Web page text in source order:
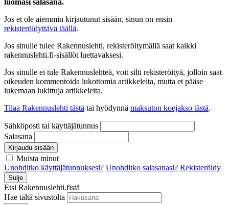
luomasi salasana.
Jos et ole aiemmin kirjautunut sisään, sinun on ensin
rekisteröidyttävä täällä.
Jos sinulle tulee Rakennuslehti, rekisteröitymällä saat kaikki
rakennuslehti.fi-sisällöt luettavaksesi.
Jos sinulle ei tule Rakennuslehteä, voit silti rekisteröityä, jolloin saat
oikeuden kommentoida lukottomia artikkeleita, mutta et pääse
lukemaan lukittuja artikkeleita.
Tilaa Rakennuslehti tästä tai hyödynnä maksuton koejakso tästä.
Sähköposti tai käyttäjätunnus
Salasana
Kirjaudu sisään
Muista minut
Unohditko käyttäjätunnuksesi? Unohditko salasanasi? Rekisteröidy
Sulje
Etsi Rakennuslehti.fistä
Hae tältä sivustolta